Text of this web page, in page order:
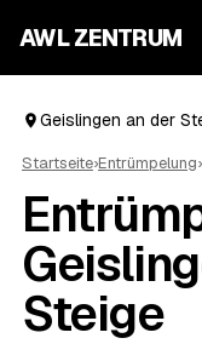
AWL ZENTRUM
Geislingen an der
Startseite›Entrümpelung›
Steige